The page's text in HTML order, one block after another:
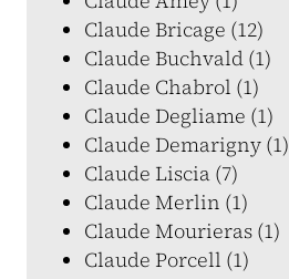
Claude Bricage (12)
Claude Buchvald (1)
Claude Chabrol (1)
Claude Degliame (1)
Claude Demarigny (1)
Claude Liscia (7)
Claude Merlin (1)
Claude Mourieras (1)
Claude Porcell (1)